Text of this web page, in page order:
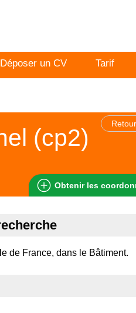
Déposer un CV Tarif
(cp2)
Obtenir les
de France, dans le Bâtiment.